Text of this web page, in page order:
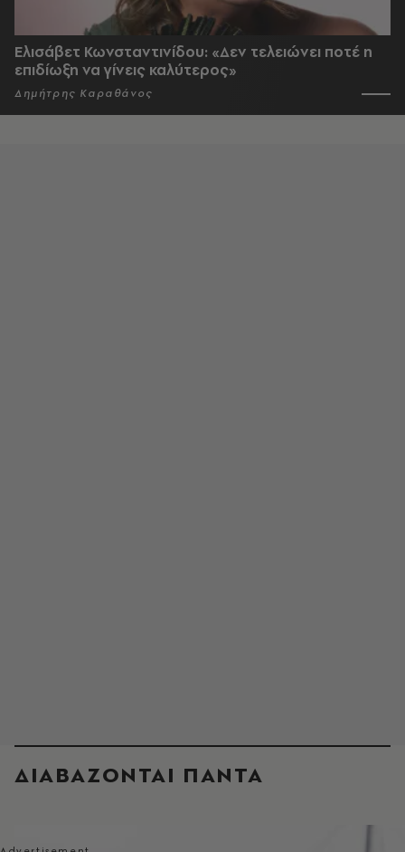
Ελισάβετ Κωνσταντινίδου: «Δεν τελειώνει ποτέ η
επιδίωξη να γίνεις καλύτερος»
Δημήτρης Καραθάνος
ΔΙΑΒΑΖΟΝΤΑΙ ΠΑΝΤΑ